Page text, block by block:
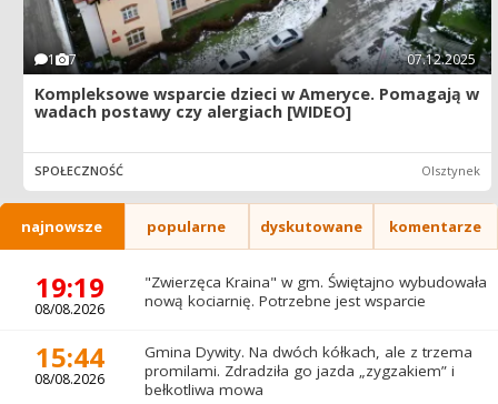
1 7 07.12.2025
Kompleksowe wsparcie dzieci w Ameryce. Pomagają w
wadach postawy czy alergiach [WIDEO]
SPOŁECZNOŚĆ Olsztynek
najnowsze popularne dyskutowane komentarze
19:19
08/08.2026
"Zwierzęca Kraina" w gm. Świętajno wybudowała
nową kociarnię. Potrzebne jest wsparcie
15:44
08/08.2026
Gmina Dywity. Na dwóch kółkach, ale z trzema
promilami. Zdradziła go jazda „zygzakiem” i
bełkotliwa mowa